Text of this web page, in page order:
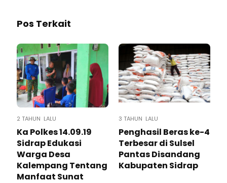
Pos Terkait
2 TAHUN LALU
Ka Polkes 14.09.19
Sidrap Edukasi
Warga Desa
Kalempang Tentang
Manfaat Sunat
3 TAHUN LALU
Penghasil Beras ke-4
Terbesar di Sulsel
Pantas Disandang
Kabupaten Sidrap